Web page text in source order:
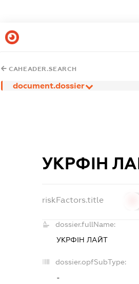
CAHEADER.SEARCH
document.dossier
УКРФІН
riskFactors.title
dossier.fullName:
УКРФІН ЛАЙТ
dossier.opfSubType:
-